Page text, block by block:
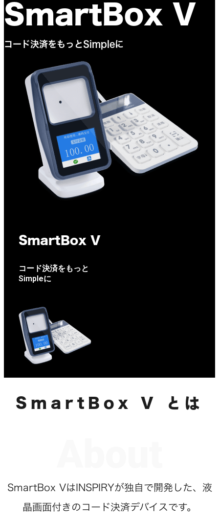
SmartBox V
コード決済をもっとSimpleに
SmartBox V
コード決済をもっと
Simpleに
SmartBox V とは
SmartBox VはINSPIRYが独自で開発した、液
晶画面付きのコード決済デバイスです。